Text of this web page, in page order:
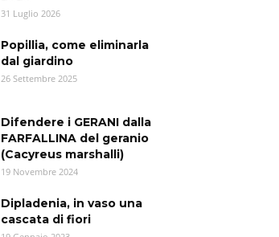
31 Luglio 2026
Popillia, come eliminarla
dal giardino
26 Settembre 2025
Difendere i GERANI dalla
FARFALLINA del geranio
(Cacyreus marshalli)
19 Novembre 2024
Dipladenia, in vaso una
cascata di fiori